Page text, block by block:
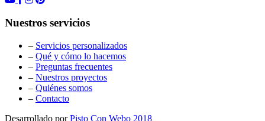
Nuestros servicios
– Servicios personalizados
– Qué y cómo lo hacemos
– Preguntas frecuentes
– Nuestros proyectos
– Quiénes somos
– Contacto
Desarrollado porPisto Con Webo 2018